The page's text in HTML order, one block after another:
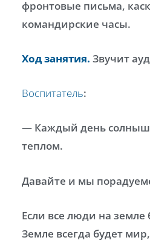
фронтовые письма,
командирские часы.
Ход занятия. Звучит
Воспитатель:
— Каждый день
теплом.
Давайте и мы
Если все люди на земле
Земле всегда будет